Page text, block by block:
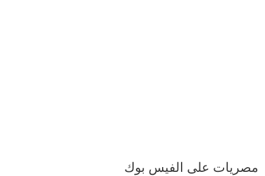
مصريات على الفيس بوك